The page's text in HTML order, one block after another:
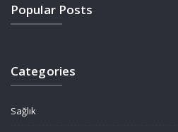
Popular Posts
Categories
Sağlık